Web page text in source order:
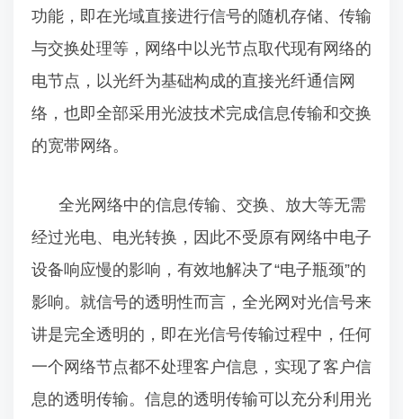
功能，即在光域直接进行信号的随机存储、传输
与交换处理等，网络中以光节点取代现有网络的
电节点，以光纤为基础构成的直接光纤通信网
络，也即全部采用光波技术完成信息传输和交换
的宽带网络。
全光网络中的信息传输、交换、放大等无需
经过光电、电光转换，因此不受原有网络中电子
设备响应慢的影响，有效地解决了“电子瓶颈”的
影响。就信号的透明性而言，全光网对光信号来
讲是完全透明的，即在光信号传输过程中，任何
一个网络节点都不处理客户信息，实现了客户信
息的透明传输。信息的透明传输可以充分利用光